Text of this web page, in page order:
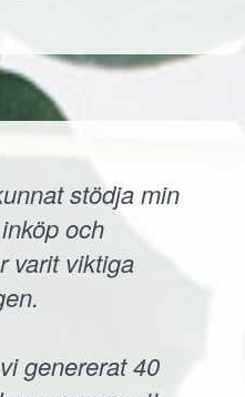
stödja min
och
varit viktiga
genererat 40